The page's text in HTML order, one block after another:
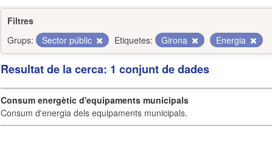
Filtres
Grups:
Sector públic Etiquetes: Girona Energia
Resultat de la cerca: 1 conjunt de dades
Consum energètic d'equipaments municipals
Consum d'energia dels equipaments municipals.